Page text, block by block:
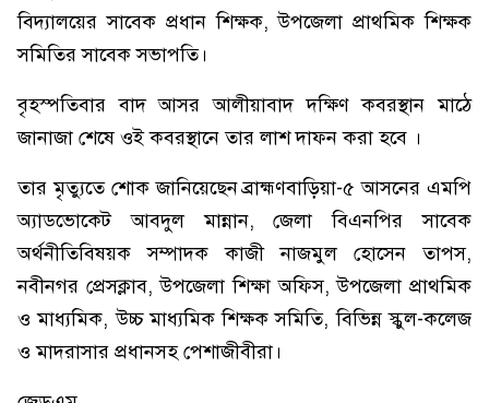
বিদ্যালয়ের সাবেক প্রধান শিক্ষক, উপজেলা প্রাথমিক শিক্ষক
সমিতির সাবেক সভাপতি।
বৃহস্পতিবার বাদ আসর আলীয়াবাদ দক্ষিণ কবরস্থান মাঠে
জানাজা শেষে ওই কবরস্থানে তার লাশ দাফন করা হবে ।
তার মৃত্যুতে শোক জানিয়েছেন ব্রাহ্মণবাড়িয়া-৫ আসনের এমপি
অ্যাডভোকেট আবদুল মান্নান, জেলা বিএনপির সাবেক
অর্থনীতিবিষয়ক সম্পাদক কাজী নাজমুল হোসেন তাপস,
নবীনগর প্রেসক্লাব, উপজেলা শিক্ষা অফিস, উপজেলা প্রাথমিক
ও মাধ্যমিক, উচ্চ মাধ্যমিক শিক্ষক সমিতি, বিভিন্ন স্কুল-কলেজ
ও মাদরাসার প্রধানসহ পেশাজীবীরা।